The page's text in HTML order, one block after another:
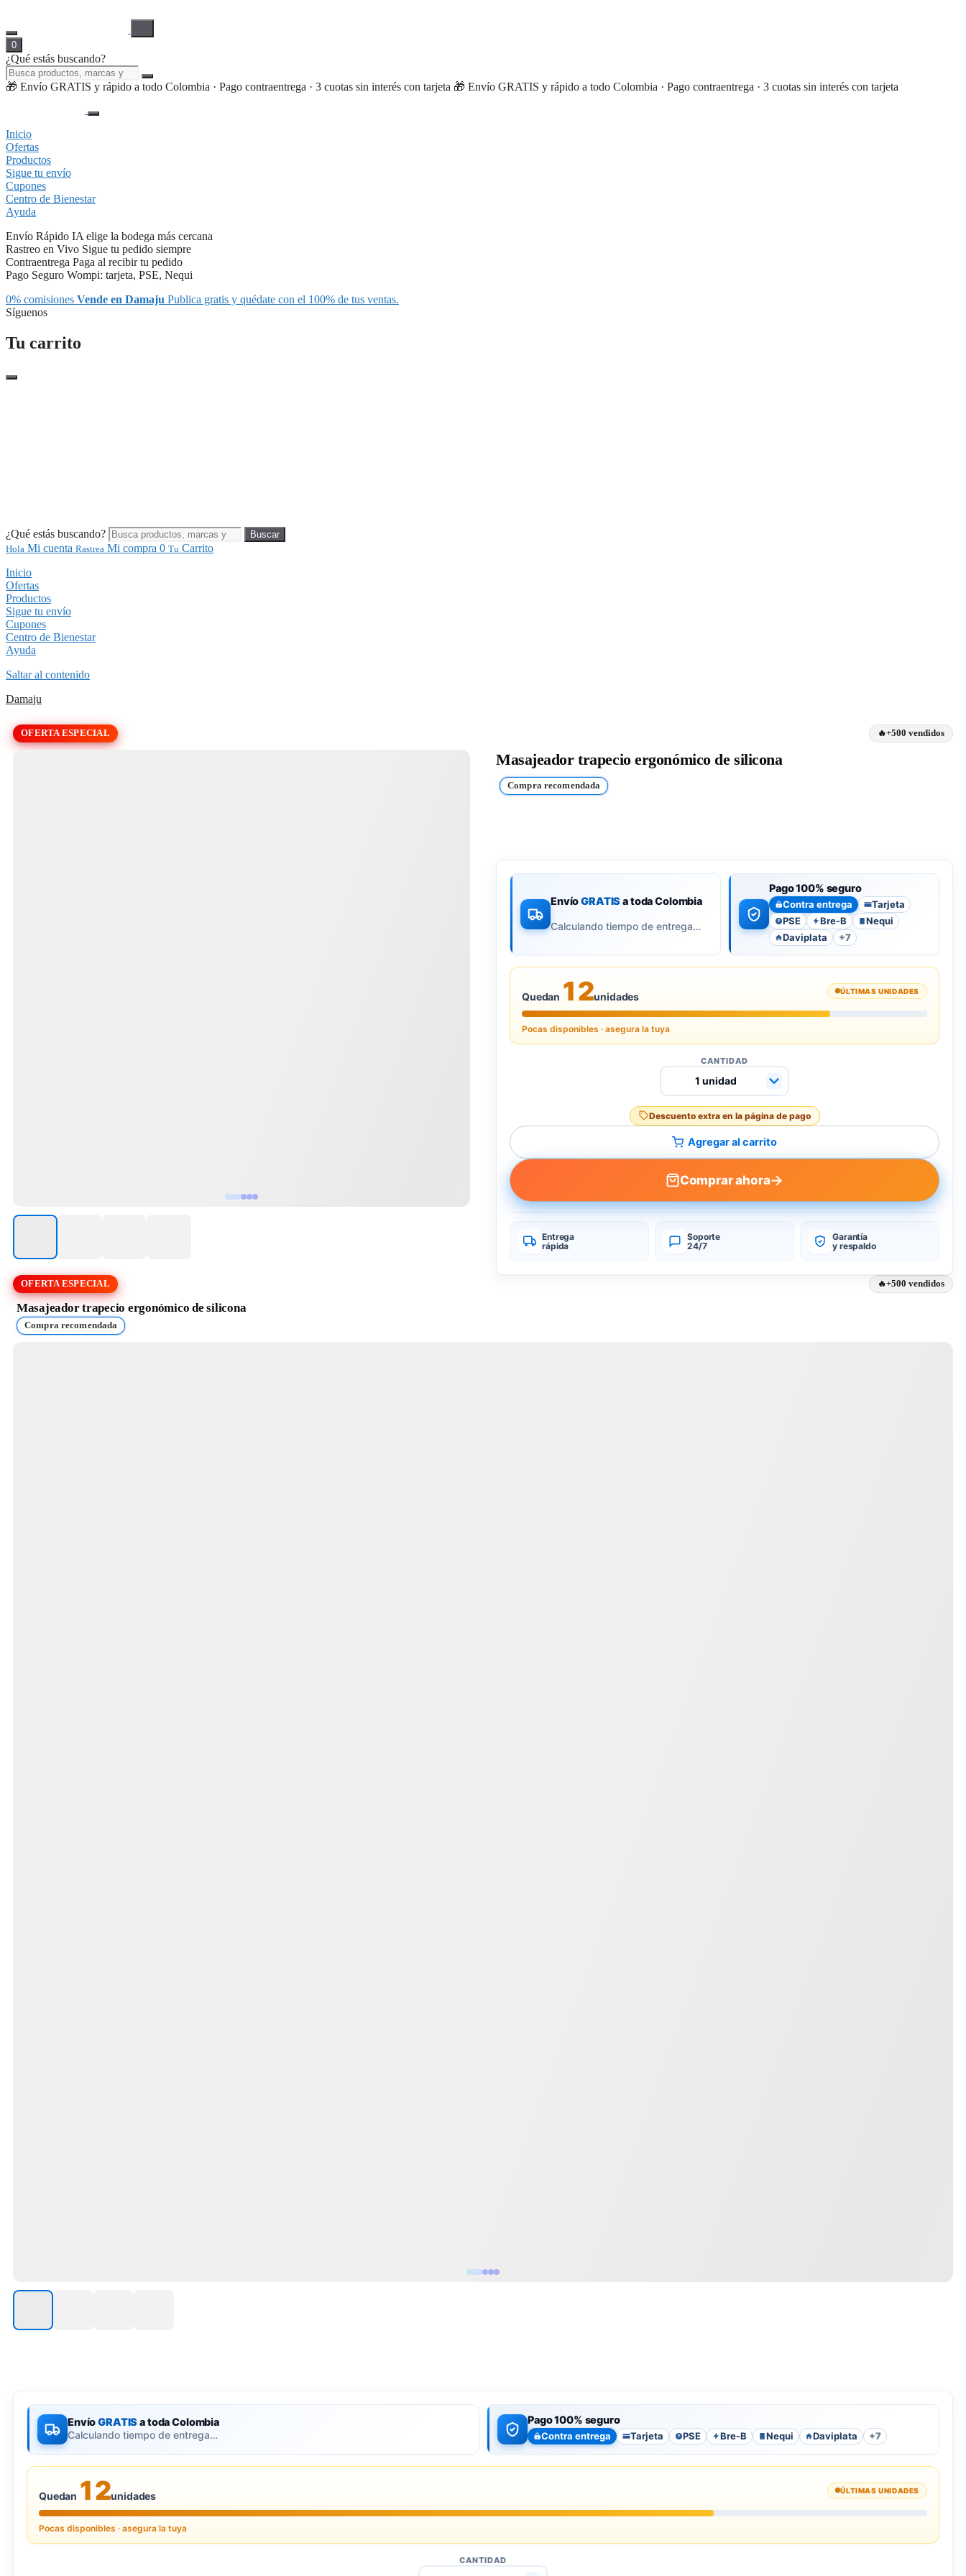
0
¿Qué estás buscando?
🎁 Envío GRATIS y rápido a todo Colombia · Pago contraentrega · 3 cuotas sin interés con tarjeta 🎁 Envío GRATIS y rápido a todo Colombia · Pago contraentrega · 3 cuotas sin interés con tarjeta
Inicio
Ofertas
Productos
Sigue tu envío
Cupones
Centro de Bienestar
Ayuda
Envío Rápido IA elige la bodega más cercana
Rastreo en Vivo Sigue tu pedido siempre
Contraentrega Paga al recibir tu pedido
Pago Seguro Wompi: tarjeta, PSE, Nequi
0% comisiones Vende en Damaju Publica gratis y quédate con el 100% de tus ventas.
Síguenos
Tu carrito
¿Qué estás buscando?
Buscar
Hola Mi cuenta Rastrea Mi compra 0 Tu Carrito
Inicio
Ofertas
Productos
Sigue tu envío
Cupones
Centro de Bienestar
Ayuda
Saltar al contenido
Damaju
OFERTA ESPECIAL +500 vendidos
Masajeador trapecio ergonómico de silicona
Compra recomendada
EnvíoGRATISa toda Colombia
Calculando tiempo de entrega…
Pago 100% seguro
Contra entrega Tarjeta
P PSE Bre-B
Nequi
Daviplata
+7
Quedan 12unidades ÚLTIMAS UNIDADES
Pocas disponibles · asegura la tuya
CANTIDAD
Descuento extra en la página de pago
Agregar al carrito
Comprar ahora→
Entrega
rápida
Soporte
24/7
Garantía
y respaldo
OFERTA ESPECIAL +500 vendidos
Masajeador trapecio ergonómico de silicona
Compra recomendada
EnvíoGRATISa toda Colombia
Calculando tiempo de entrega…
Pago 100% seguro
Contra entrega Tarjeta P PSE Bre-B Nequi Daviplata +7
Quedan 12unidades ÚLTIMAS UNIDADES
Pocas disponibles · asegura la tuya
CANTIDAD